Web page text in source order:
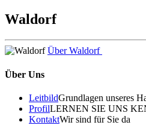
Waldorf
Über Waldorf
Über Uns
LeitbildGrundlagen unseres
ProfilLERNEN SIE UNS
KontaktWir sind für Sie da